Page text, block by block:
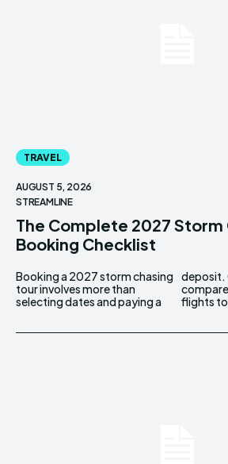
TRAVEL
AUGUST 5, 2026
STREAMLINE
The Complete 2027 Storm
Booking Checklist
Booking a 2027 storm chasing
tour involves more than
selecting dates and paying a
deposit. Guests must
compare packages, plan
flights to